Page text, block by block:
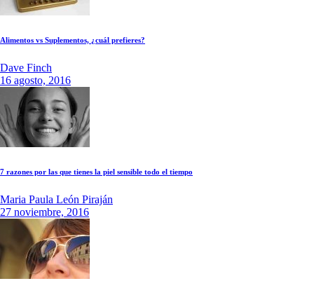
Alimentos vs Suplementos, ¿cuál prefieres?
Dave Finch
16 agosto, 2016
7 razones por las que tienes la piel sensible todo el tiempo
Maria Paula León Piraján
27 noviembre, 2016